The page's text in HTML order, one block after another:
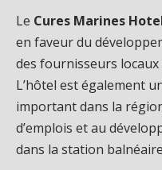
Le Cures Marines
en faveur du
des fournisseurs
L’hôtel est également
important dans la
d’emplois et au
dans la station